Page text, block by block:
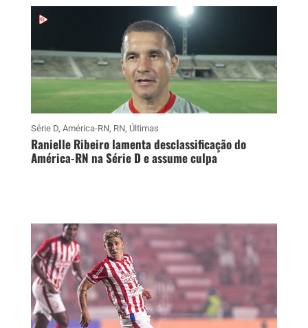
Série D, América-RN, RN, Últimas
Ranielle Ribeiro lamenta desclassificação do
América-RN na Série D e assume culpa